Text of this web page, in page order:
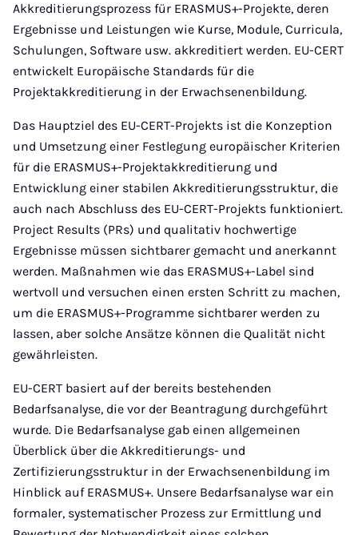
Akkreditierungsprozess für ERASMUS+-Projekte, deren
Ergebnisse und Leistungen wie Kurse, Module, Curricula,
Schulungen, Software usw. akkreditiert werden. EU-CERT
entwickelt Europäische Standards für die
Projektakkreditierung in der Erwachsenenbildung.
Das Hauptziel des EU-CERT-Projekts ist die Konzeption
und Umsetzung einer Festlegung europäischer Kriterien
für die ERASMUS+-Projektakkreditierung und
Entwicklung einer stabilen Akkreditierungsstruktur, die
auch nach Abschluss des EU-CERT-Projekts funktioniert.
Project Results (PRs) und qualitativ hochwertige
Ergebnisse müssen sichtbarer gemacht und anerkannt
werden. Maßnahmen wie das ERASMUS+-Label sind
wertvoll und versuchen einen ersten Schritt zu machen,
um die ERASMUS+-Programme sichtbarer werden zu
lassen, aber solche Ansätze können die Qualität nicht
gewährleisten.
EU-CERT basiert auf der bereits bestehenden
Bedarfsanalyse, die vor der Beantragung durchgeführt
wurde. Die Bedarfsanalyse gab einen allgemeinen
Überblick über die Akkreditierungs- und
Zertifizierungsstruktur in der Erwachsenenbildung im
Hinblick auf ERASMUS+. Unsere Bedarfsanalyse war ein
formaler, systematischer Prozess zur Ermittlung und